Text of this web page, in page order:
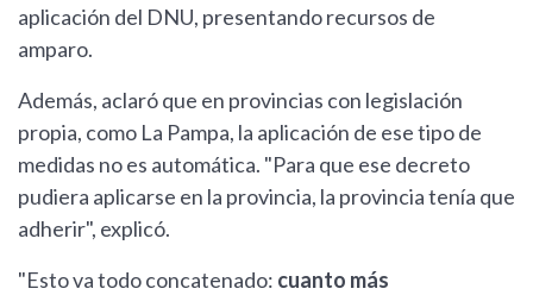
aplicación del DNU, presentando recursos de
amparo.
Además, aclaró que en provincias con legislación
propia, como La Pampa, la aplicación de ese tipo de
medidas no es automática. "Para que ese decreto
pudiera aplicarse en la provincia, la provincia tenía que
adherir", explicó.
"Esto va todo concatenado: cuanto más